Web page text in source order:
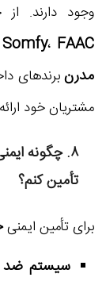
وجود دارند.
Somfy، FAAC
مدرنبرندهای
مشتریان خود
۸. چگونه
تأمین کنم؟
برای تأمین ایمنی
سیستم ضد